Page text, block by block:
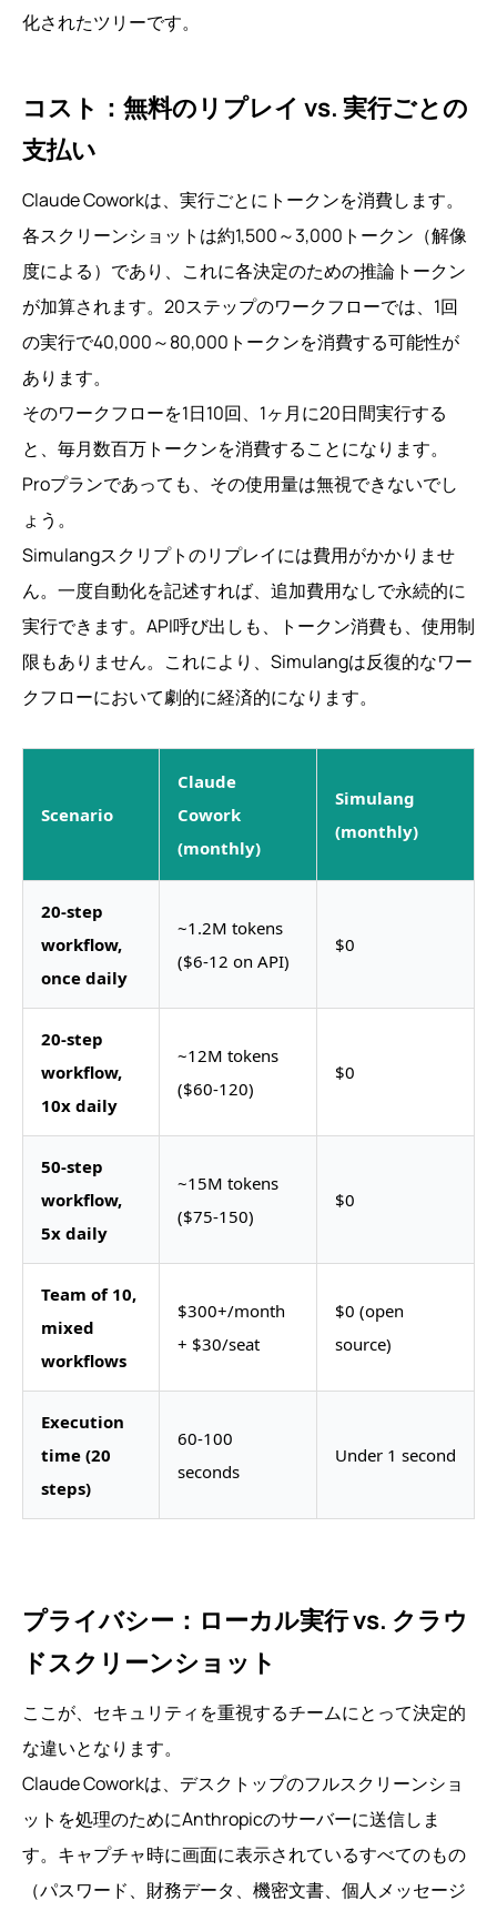
化されたツリーです。
コスト：無料のリプレイ vs. 実行ごとの
支払い
Claude Coworkは、実行ごとにトークンを消費します。
各スクリーンショットは約1,500～3,000トークン（解像
度による）であり、これに各決定のための推論トークン
が加算されます。20ステップのワークフローでは、1回
の実行で40,000～80,000トークンを消費する可能性が
あります。
そのワークフローを1日10回、1ヶ月に20日間実行する
と、毎月数百万トークンを消費することになります。
Proプランであっても、その使用量は無視できないでし
ょう。
Simulangスクリプトのリプレイには費用がかかりませ
ん。一度自動化を記述すれば、追加費用なしで永続的に
実行できます。API呼び出しも、トークン消費も、使用制
限もありません。これにより、Simulangは反復的なワー
クフローにおいて劇的に経済的になります。
Scenario
Claude
Cowork
(monthly)
Simulang
(monthly)
20-step
workflow,
once daily
~1.2M tokens
($6-12 on API)
$0
20-step
workflow,
10x daily
~12M tokens
($60-120)
$0
50-step
workflow,
5x daily
~15M tokens
($75-150)
$0
Team of 10,
mixed
workflows
$300+/month
+ $30/seat
$0 (open
source)
Execution
time (20
steps)
60-100
seconds
Under 1 second
プライバシー：ローカル実行 vs. クラウ
ドスクリーンショット
ここが、セキュリティを重視するチームにとって決定的
な違いとなります。
Claude Coworkは、デスクトップのフルスクリーンショ
ットを処理のためにAnthropicのサーバーに送信しま
す。キャプチャ時に画面に表示されているすべてのもの
（パスワード、財務データ、機密文書、個人メッセージ